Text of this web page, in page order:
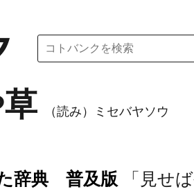
（読み）ミセバヤソウ
辞典 普及版 「見せ